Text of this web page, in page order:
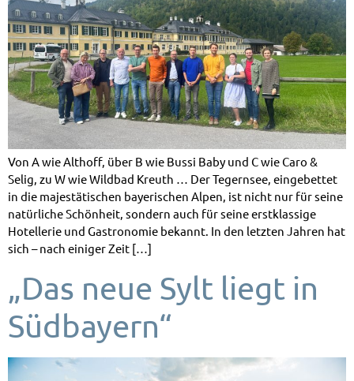
Von A wie Althoff, über B wie Bussi Baby und C wie Caro &
Selig, zu W wie Wildbad Kreuth … Der Tegernsee, eingebettet
in die majestätischen bayerischen Alpen, ist nicht nur für seine
natürliche Schönheit, sondern auch für seine erstklassige
Hotellerie und Gastronomie bekannt. In den letzten Jahren hat
sich – nach einiger Zeit […]
„Das neue Sylt liegt in
Südbayern“